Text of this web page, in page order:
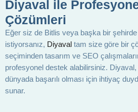
Diyaval ile
Çözümleri
Eğer siz de Bitlis veya başka bir
istiyorsanız, Diyaval tam size göre bir
seçiminden tasarım ve SEO
profesyonel destek alabilirsiniz.
dünyada başarılı olması için ihtiyaç
sunar.